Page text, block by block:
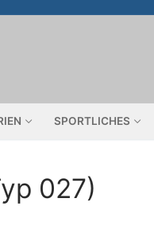
SPORTLICHES
027)